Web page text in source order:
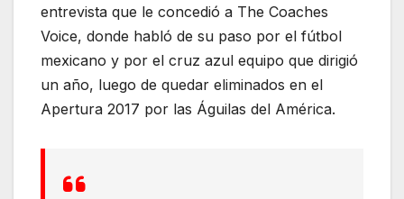
entrevista que le concedió a The Coaches
Voice, donde habló de su paso por el fútbol
mexicano y por el cruz azul equipo que dirigió
un año, luego de quedar eliminados en el
Apertura 2017 por las Águilas del América.